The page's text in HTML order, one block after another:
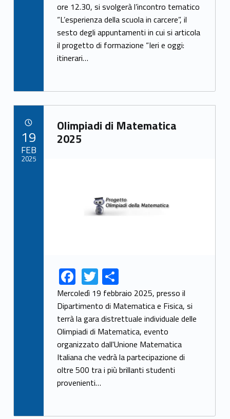
e
b
o
o
itt
er
ar
e
ore 12.30, si svolgerà l’incontro tematico
“L’esperienza della scuola in carcere”, il
sesto degli appuntamenti in cui si articola
il progetto di formazione “Ieri e oggi:
itinerari…
Link identifier archive #link-archive-39294
Olimpiadi di Matematica
2025
Link identifier share facebook archive #share-link-archive-92197F
ac
e
b
o
o
k
Link identifier share twitter archive #share-link-archive-70236T
w
itt
er
S
h
ar
e
Mercoledì 19 febbraio 2025, presso il
Dipartimento di Matematica e Fisica, si
terrà la gara distrettuale individuale delle
Olimpiadi di Matematica, evento
organizzato dall'Unione Matematica
Italiana che vedrà la partecipazione di
oltre 500 tra i più brillanti studenti
provenienti…
19
FEB
2025